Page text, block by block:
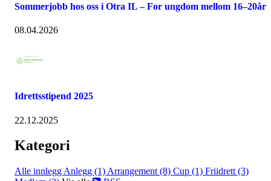
Sommerjobb hos oss i Otra IL – For ungdom mellom 16–20år
08.04.2026
Idrettsstipend 2025
22.12.2025
Kategori
Alle innlegg Anlegg (1) Arrangement (8) Cup (1) Friidrett (3)